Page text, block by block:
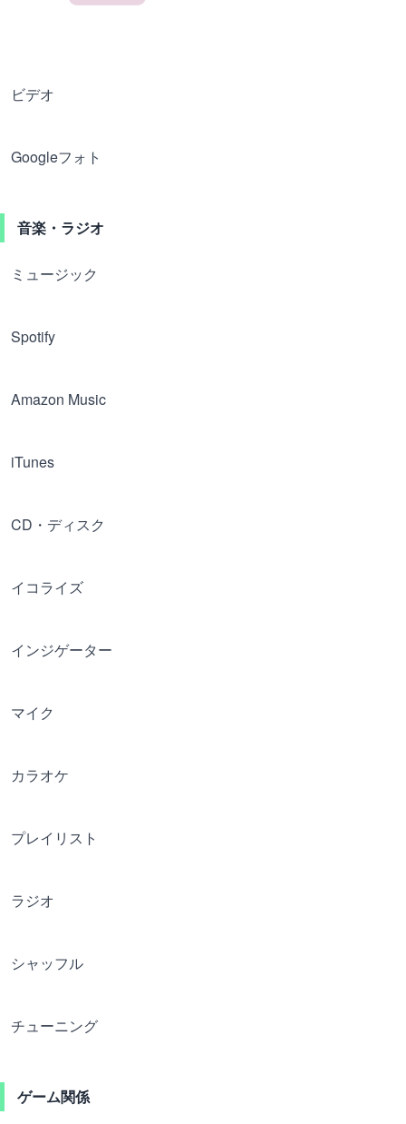
ビデオ
Googleフォト
音楽・ラジオ
ミュージック
Spotify
Amazon Music
iTunes
CD・ディスク
イコライズ
インジゲーター
マイク
カラオケ
プレイリスト
ラジオ
シャッフル
チューニング
ゲーム関係